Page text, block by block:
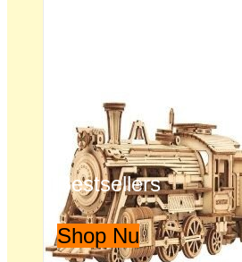
Bestsellers
Shop Nu